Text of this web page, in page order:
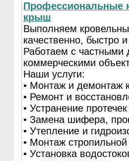
Профессиональные
крыш
Выполняем
качественно, быстро
Работаем с
коммерческими
Наши услуги:
• Монтаж и демонтаж
• Ремонт и
• Устранение протечек
• Замена шифера,
• Утепление и
• Монтаж
• Установка